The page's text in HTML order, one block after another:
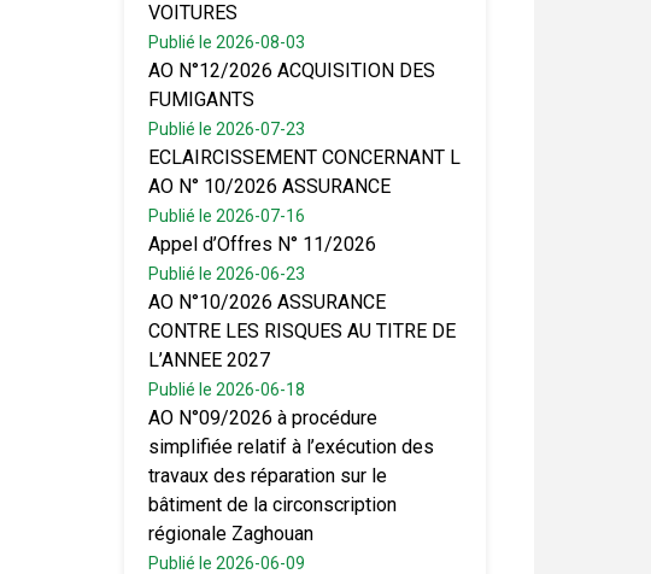
VOITURES
Publié le 2026-08-03
AO N°12/2026 ACQUISITION DES
FUMIGANTS
Publié le 2026-07-23
ECLAIRCISSEMENT CONCERNANT L
AO N° 10/2026 ASSURANCE
Publié le 2026-07-16
Appel d’Offres N° 11/2026
Publié le 2026-06-23
AO N°10/2026 ASSURANCE
CONTRE LES RISQUES AU TITRE DE
L’ANNEE 2027
Publié le 2026-06-18
AO N°09/2026 à procédure
simplifiée relatif à l’exécution des
travaux des réparation sur le
bâtiment de la circonscription
régionale Zaghouan
Publié le 2026-06-09